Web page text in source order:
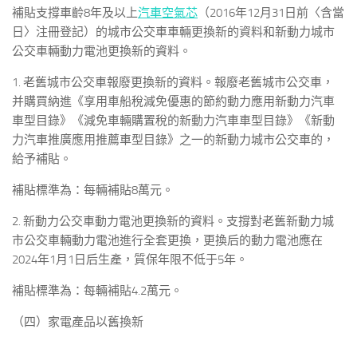
補貼支撐車齡8年及以上汽車空氣芯 （2016年12月31日前〈含當
日〉注冊登記）的城市公交車車輛更換新的資料和新動力城市
公交車輛動力電池更換新的資料。
1. 老舊城市公交車報廢更換新的資料。報廢老舊城市公交車，
并購買納進《享用車船稅減免優惠的節約動力應用新動力汽車
車型目錄》《減免車輛購置稅的新動力汽車車型目錄》《新動
力汽車推廣應用推薦車型目錄》之一的新動力城市公交車的，
給予補貼。
補貼標準為：每輛補貼8萬元。
2. 新動力公交車動力電池更換新的資料。支撐對老舊新動力城
市公交車輛動力電池進行全套更換，更換后的動力電池應在
2024年1月1日后生產，質保年限不低于5年。
補貼標準為：每輛補貼4.2萬元。
（四）家電產品以舊換新